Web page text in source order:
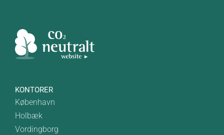
KONTORER
København
Holbæk
Vordingborg